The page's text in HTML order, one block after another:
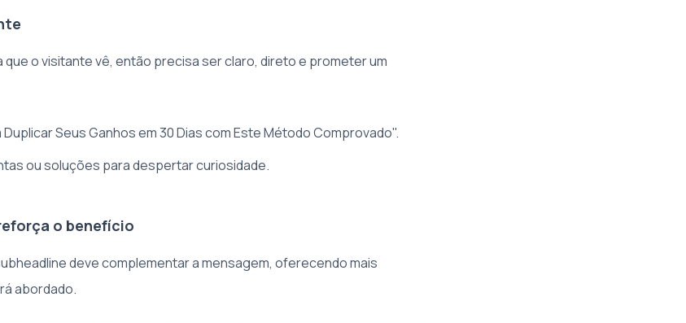
que o visitante vê, então precisa ser claro, direto e prometer um
Duplicar Seus Ganhos em 30 Dias com Este Método Comprovado".
ou soluções para despertar curiosidade.
o benefício
deve complementar a mensagem, oferecendo mais
abordado.